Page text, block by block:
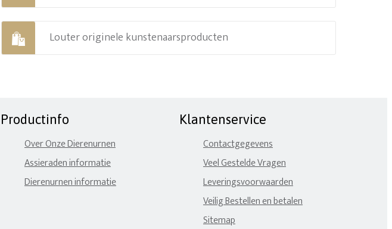
Louter originele kunstenaarsproducten
Productinfo
Over Onze Dierenurnen
Assieraden informatie
Dierenurnen informatie
Klantenservice
Contactgegevens
Veel Gestelde Vragen
Leveringsvoorwaarden
Veilig Bestellen en betalen
Sitemap